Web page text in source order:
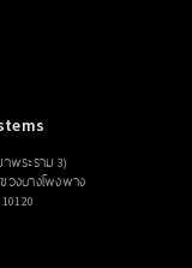
พระราม 3)
วงบางโพงพาง